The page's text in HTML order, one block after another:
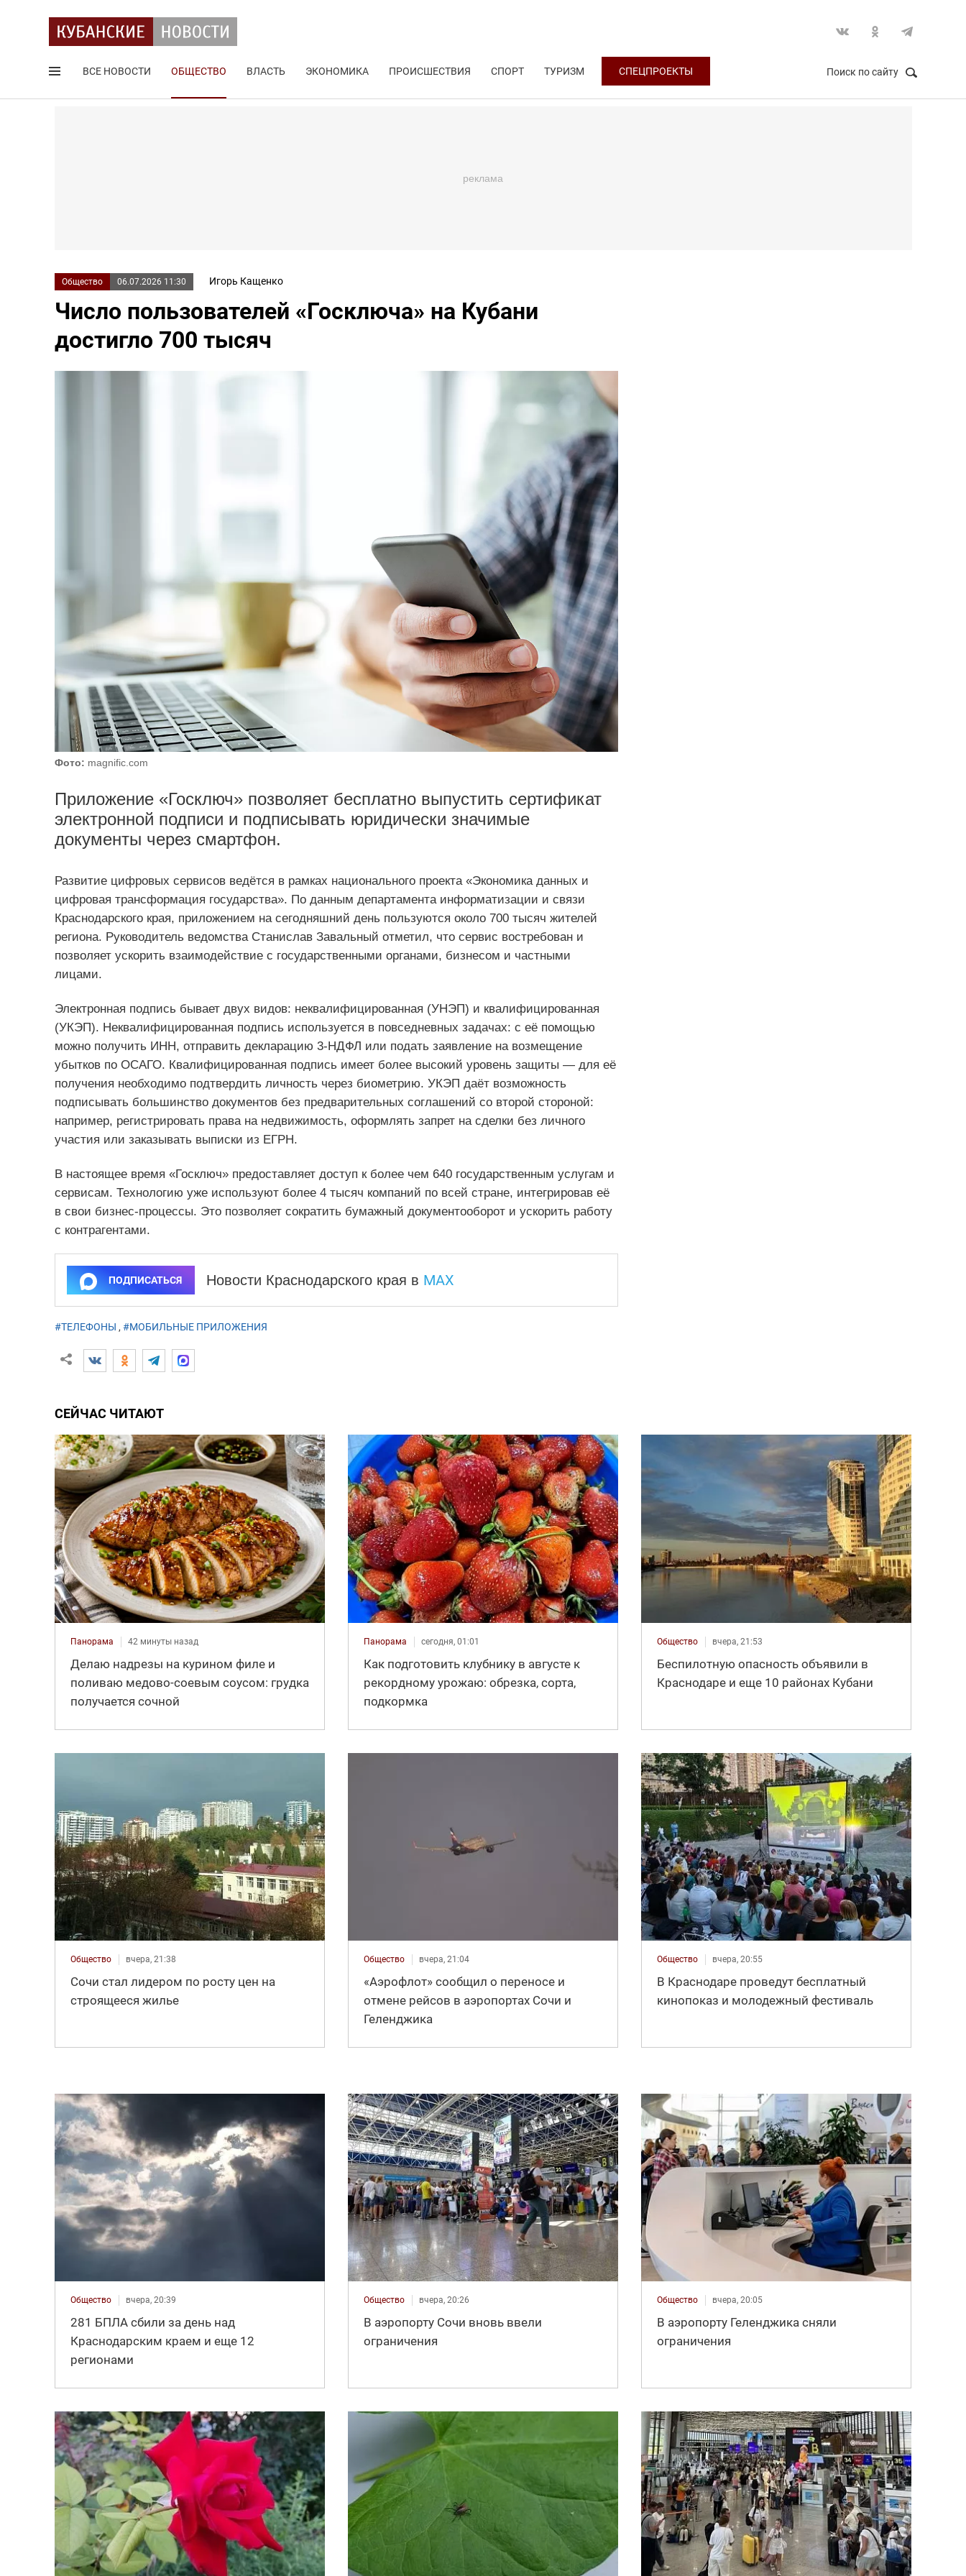
ВСЕ НОВОСТИ ОБЩЕСТВО ВЛАСТЬ ЭКОНОМИКА ПРОИСШЕСТВИЯ СПОРТ ТУРИЗМ СПЕЦПРОЕКТЫ Поиск по сайту
Общество 06.07.2026 11:30 Игорь Кащенко
Число пользователей «Госключа» на Кубани
достигло 700 тысяч
Фото: magnific.com
Приложение «Госключ» позволяет бесплатно выпустить сертификат
электронной подписи и подписывать юридически значимые
документы через смартфон.
Развитие цифровых сервисов ведётся в рамках национального проекта «Экономика данных и
цифровая трансформация государства». По данным департамента информатизации и связи
Краснодарского края, приложением на сегодняшний день пользуются около 700 тысяч жителей
региона. Руководитель ведомства Станислав Завальный отметил, что сервис востребован и
позволяет ускорить взаимодействие с государственными органами, бизнесом и частными
лицами.
Электронная подпись бывает двух видов: неквалифицированная (УНЭП) и квалифицированная
(УКЭП). Неквалифицированная подпись используется в повседневных задачах: с её помощью
можно получить ИНН, отправить декларацию 3-НДФЛ или подать заявление на возмещение
убытков по ОСАГО. Квалифицированная подпись имеет более высокий уровень защиты — для её
получения необходимо подтвердить личность через биометрию. УКЭП даёт возможность
подписывать большинство документов без предварительных соглашений со второй стороной:
например, регистрировать права на недвижимость, оформлять запрет на сделки без личного
участия или заказывать выписки из ЕГРН.
В настоящее время «Госключ» предоставляет доступ к более чем 640 государственным услугам и
сервисам. Технологию уже используют более 4 тысяч компаний по всей стране, интегрировав её
в свои бизнес-процессы. Это позволяет сократить бумажный документооборот и ускорить работу
с контрагентами.
ПОДПИСАТЬСЯ Новости Краснодарского края в MAX
#ТЕЛЕФОНЫ , #МОБИЛЬНЫЕ ПРИЛОЖЕНИЯ
СЕЙЧАС ЧИТАЮТ
Панорама 42 минуты назад
Делаю надрезы на курином филе и
поливаю медово-соевым соусом: грудка
получается сочной
Панорама сегодня, 01:01
Как подготовить клубнику в августе к
рекордному урожаю: обрезка, сорта,
подкормка
Общество вчера, 21:53
Беспилотную опасность объявили в
Краснодаре и еще 10 районах Кубани
Общество вчера, 21:38
Сочи стал лидером по росту цен на
строящееся жилье
Общество вчера, 21:04
«Аэрофлот» сообщил о переносе и
отмене рейсов в аэропортах Сочи и
Геленджика
Общество вчера, 20:55
В Краснодаре проведут бесплатный
кинопоказ и молодежный фестиваль
Общество вчера, 20:39
281 БПЛА сбили за день над
Краснодарским краем и еще 12
регионами
Общество вчера, 20:26
В аэропорту Сочи вновь ввели
ограничения
Общество вчера, 20:05
В аэропорту Геленджика сняли
ограничения